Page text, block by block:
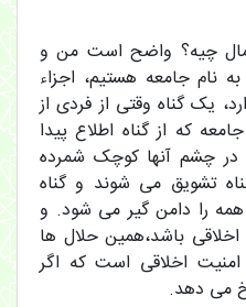
چیه؟ واضح است من و
نام جامعه هستیم، اجزاء
یک گناه وقتی از فردی از
که از گناه اطلاع پیدا
چشم آنها کوچک شمرده
تشویق می شوند و گناه
را دامن گیر می شود. و
باشد،همین حلال ها
اخلاقی است که اگر
می دهد.